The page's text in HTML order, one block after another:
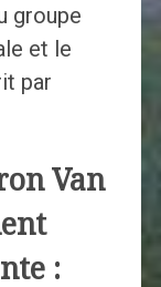
groupe
et le
par
Van
: